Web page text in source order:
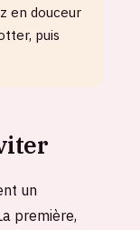
en douceur
puis
un
première,